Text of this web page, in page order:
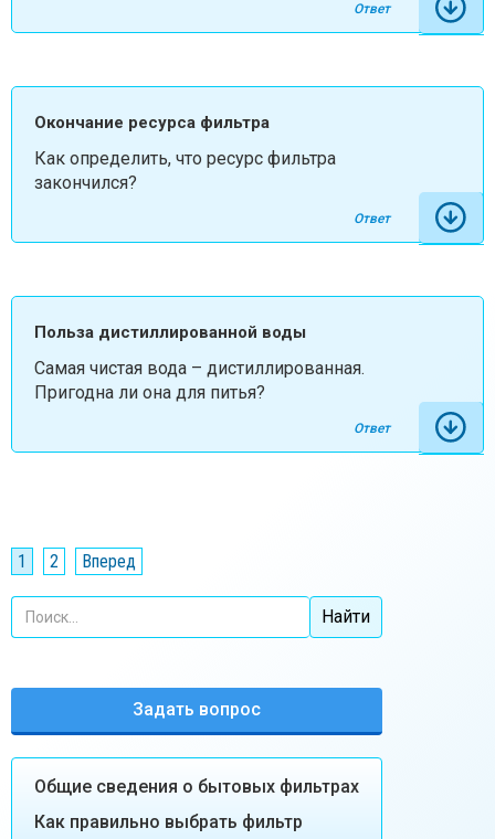
Ответ
Окончание ресурса фильтра
Как определить, что ресурс фильтра
закончился?
Ответ
Польза дистиллированной воды
Самая чистая вода – дистиллированная.
Пригодна ли она для питья?
Ответ
1 2 Вперед
Задать вопрос
Общие сведения о бытовых фильтрах
Как правильно выбрать фильтр